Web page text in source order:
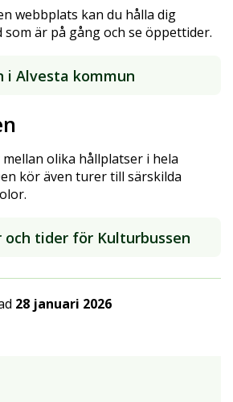
webbplats kan du hålla dig
som är på gång och se öppettider.
i Alvesta kommun
olika hållplatser i hela
kör även turer till särskilda
och tider för Kulturbussen
28 januari 2026